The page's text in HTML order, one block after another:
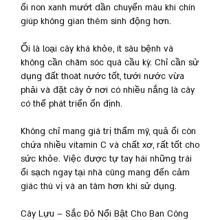
ổi non xanh mướt dần chuyển màu khi chín
giúp không gian thêm sinh động hơn.
Ổi là loại cây khá khỏe, ít sâu bệnh và
không cần chăm sóc quá cầu kỳ. Chỉ cần sử
dụng đất thoát nước tốt, tưới nước vừa
phải và đặt cây ở nơi có nhiều nắng là cây
có thể phát triển ổn định.
Không chỉ mang giá trị thẩm mỹ, quả ổi còn
chứa nhiều vitamin C và chất xơ, rất tốt cho
sức khỏe. Việc được tự tay hái những trái
ổi sạch ngay tại nhà cũng mang đến cảm
giác thú vị và an tâm hơn khi sử dụng.
Cây Lựu – Sắc Đỏ Nổi Bật Cho Ban Công